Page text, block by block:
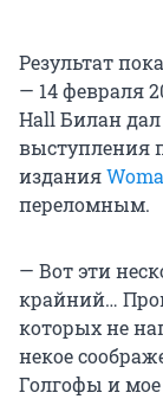
Результат
— 14 февраля
Hall Билан
выступления
издания
переломным.
— Вот эти
крайний…
которых не
некое
Голгофы и мое